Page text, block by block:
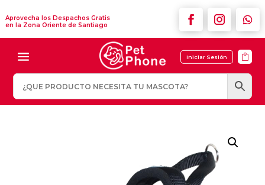
Aprovecha los Despachos Gratis
en la Zona Oriente de Santiago
Iniciar Sesión 